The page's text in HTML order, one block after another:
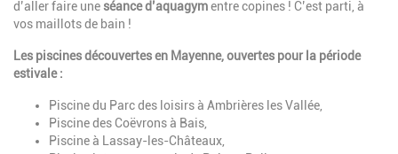
d’aller faire uneséance d’aquagymentre copines ! C’est parti, à
vos maillots de bain !
Les piscines découvertes en Mayenne, ouvertes pour la période
estivale :
Piscine du Parc des loisirs à Ambrières les Vallée,
Piscine des Coëvrons à Bais,
Piscine à Lassay-les-Châteaux,